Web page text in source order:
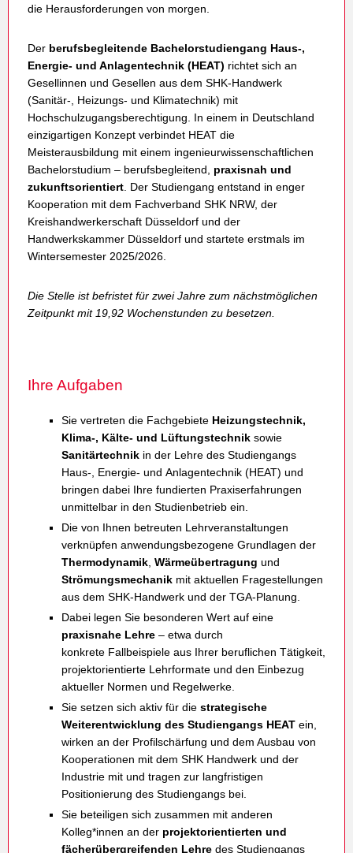
die Herausforderungen von morgen.
Der berufsbegleitende Bachelorstudiengang Haus-,
Energie- und Anlagentechnik (HEAT) richtet sich an
Gesellinnen und Gesellen aus dem SHK-Handwerk
(Sanitär-, Heizungs- und Klimatechnik) mit
Hochschulzugangsberechtigung. In einem in Deutschland
einzigartigen Konzept verbindet HEAT die
Meisterausbildung mit einem ingenieurwissenschaftlichen
Bachelorstudium – berufsbegleitend, praxisnah und
zukunftsorientiert . Der Studiengang entstand in enger
Kooperation mit dem Fachverband SHK NRW, der
Kreishandwerkerschaft Düsseldorf und der
Handwerkskammer Düsseldorf und startete erstmals im
Wintersemester 2025/2026.
Die Stelle ist befristet für zwei Jahre zum nächstmöglichen
Zeitpunkt mit 19,92 Wochenstunden zu besetzen.
Ihre Aufgaben
Sie vertreten die Fachgebiete Heizungstechnik,
Klima-, Kälte- und Lüftungstechnik sowie
Sanitärtechnik in der Lehre des Studiengangs
Haus-, Energie- und Anlagentechnik (HEAT) und
bringen dabei Ihre fundierten Praxiserfahrungen
unmittelbar in den Studienbetrieb ein.
Die von Ihnen betreuten Lehrveranstaltungen
verknüpfen anwendungsbezogene Grundlagen der
Thermodynamik Wärmeübertragung und
Strömungsmechanik mit aktuellen Fragestellungen
aus dem SHK-Handwerk und der TGA-Planung.
Dabei legen Sie besonderen Wert auf eine
praxisnahe Lehre – etwa durch
konkrete Fallbeispiele aus Ihrer beruflichen Tätigkeit,
projektorientierte Lehrformate und den Einbezug
aktueller Normen und Regelwerke.
Sie setzen sich aktiv für die strategische
Weiterentwicklung des Studiengangs HEAT ein,
wirken an der Profilschärfung und dem Ausbau von
Kooperationen mit dem SHK Handwerk und der
Industrie mit und tragen zur langfristigen
Positionierung des Studiengangs bei.
Sie beteiligen sich zusammen mit anderen
Kolleg*innen an der projektorientierten und
fächerübergreifenden Lehre des Studiengangs